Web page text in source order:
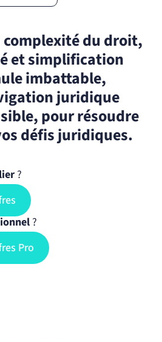
complexité du droit,
et simplification
imbattable,
juridique
pour résoudre
défis juridiques.
?
?
Pro